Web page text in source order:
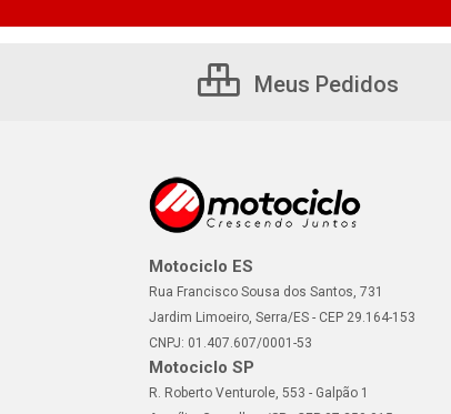
Meus Pedidos
Motociclo ES
Rua Francisco Sousa dos Santos, 731
Jardim Limoeiro, Serra/ES - CEP 29.164-153
CNPJ: 01.407.607/0001-53
Motociclo SP
R. Roberto Venturole, 553 - Galpão 1